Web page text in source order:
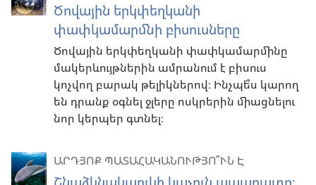
Ծովային երկփեղկանի
փափկամարմնի բիսուսները
Ծովային երկփեղկանի փափկամարմինը
մակերևույթներին ամրանում է բիսուս
կոչվող բարակ թելիկներով։ Ինչպե՞ս կարող
են դրանք օգնել ջլերը ոսկրերին միացնելու
նոր կերպեր գտնել։
ԱՐԴՅՈՔ ՊԱՏԱՀԱԿԱՆՈՒԹՅՈ՞ՒՆ Է